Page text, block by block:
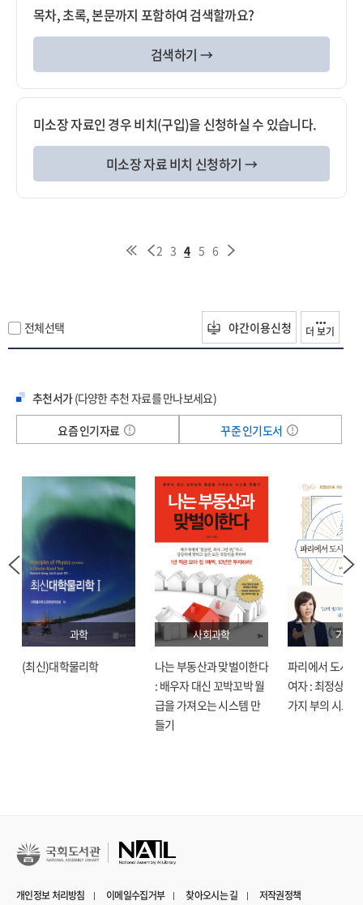
목차, 초록, 본문까지 포함하여 검색할까요?
검색하기 →
미소장 자료인 경우 비치(구입)을 신청하실 수 있습니다.
미소장 자료 비치 신청하기 →
2 3 4 5 6
전체선택 야간이용신청 더 보기
추천서가(다양한 추천 자료를 만나보세요)
요즘 인기자료
꾸준 인기도서
과학
(최신)대학물리학
사회과학
나는 부동산과 맞벌이한다
: 배우자 대신 꼬박꼬박 월
급을 가져오는 시스템 만
들기
기술
파리에서 도시락
여자 : 최정상으
가지 부의 시크릿
개인정보 처리방침 이메일수집거부 찾아오시는 길 저작권정책